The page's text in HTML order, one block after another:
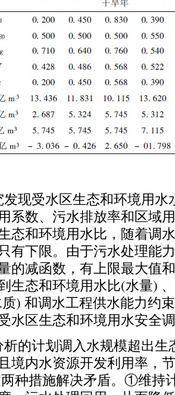
现受水区生态和环境用水
系数、污水排放率和区域
态和环境用水比 ， 随着调
有下限。由于污水处理能
的减函数 ， 有上限最大值
生态和环境用水比(水量)
) 和调水工程供水能力约束
水区生态和环境用水安全
析的计划调入水规模超出生
境内水资源开发利用率 ，
种措施解决矛盾。①维持